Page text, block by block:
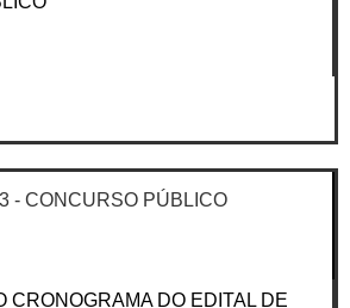
- CONCURSO PÚBLICO
CRONOGRAMA DO EDITAL DE